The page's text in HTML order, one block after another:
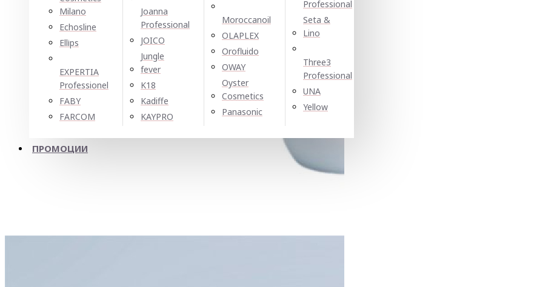
Milano
Echosline
Ellірѕ
EXPERTIA
Professionel
FABY
FARCOM
Joanna
Professional
JOICO
Jungle
fever
K18
Kadiffe
KAYPRO
Moroccanoil
OLAPLEX
Orofluido
OWAY
Oyster
Cosmetics
Panasonic
Professional
Seta &
Lino
Three3
Professional
UNA
Yellow
ПРОМОЦИИ